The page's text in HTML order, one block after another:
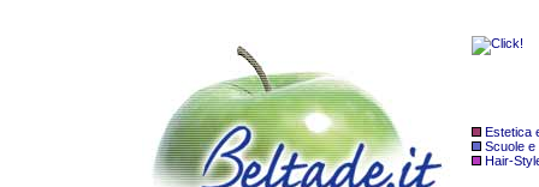
Estetica
Scuole e
Hair-